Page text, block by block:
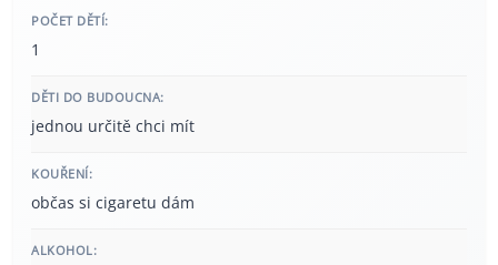
POČET DĚTÍ:
1
DĚTI DO BUDOUCNA:
jednou určitě chci mít
KOUŘENÍ:
občas si cigaretu dám
ALKOHOL: